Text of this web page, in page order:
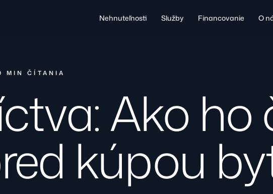
Nehnuteľnosti Služby Financovanie O
MIN ČÍTANIA
Ako ho
kúpou